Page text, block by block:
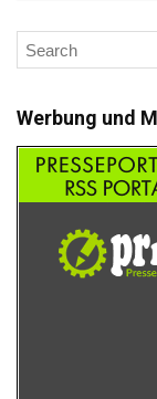
Werbung und